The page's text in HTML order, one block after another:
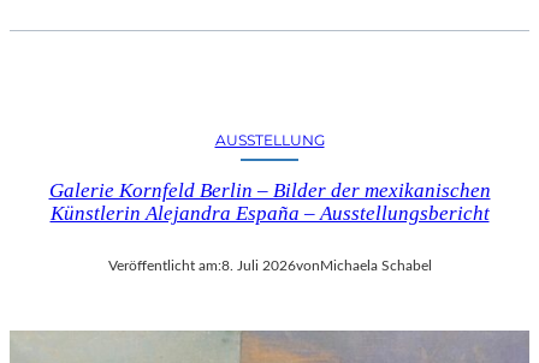
AUSSTELLUNG
Galerie Kornfeld Berlin – Bilder der mexikanischen
Künstlerin Alejandra España – Ausstellungsbericht
Veröffentlicht am:8. Juli 2026vonMichaela Schabel